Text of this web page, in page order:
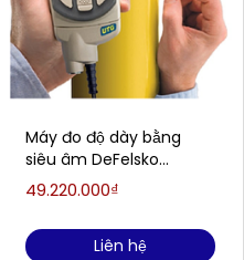
Máy đo độ dày bằng
siêu âm DeFelsko
PosiTector UTG M3
lớp sơn, hiển thị xung và
mặt cắt )
49.220.000₫
Liên hệ